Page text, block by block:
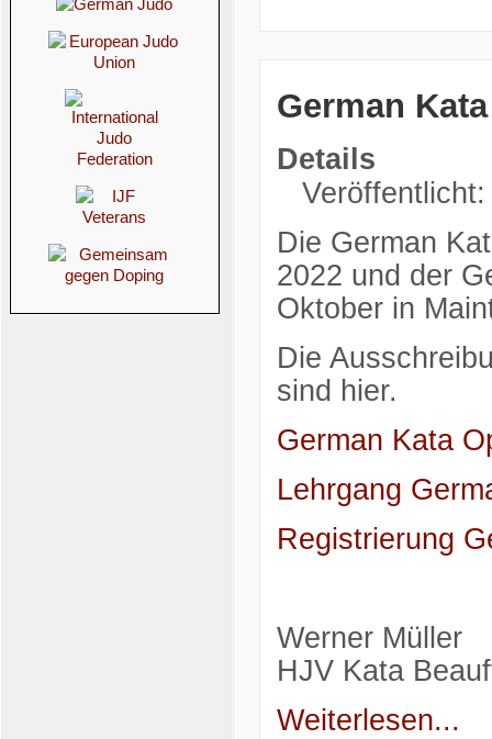
German
Details
Die German
2022 und der
Oktober in
Die
sind hier.
German Kata
Lehrgang
Registrierung
Werner Müller
HJV Kata
Weiterlesen...